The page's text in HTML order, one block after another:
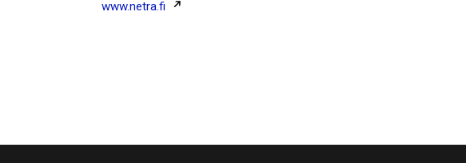
www.netra.fi